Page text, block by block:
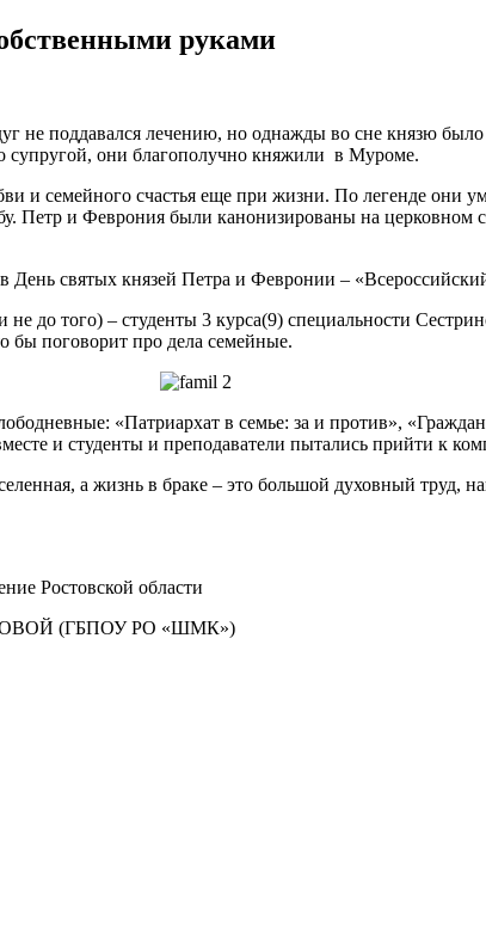
руками
не поддавался лечению, но однажды во сне князю
супругой, они благополучно княжили в Муроме.
и семейного счастья еще при жизни. По легенде они
Петр и Феврония были канонизированы на
святых князей Петра и Февронии –
до того) – студенты 3 курса(9) специальности
бы поговорит про дела семейные.
«Патриархат в семье: за и против»,
и студенты и преподаватели пытались прийти к
а жизнь в браке – это большой духовный
Ростовской области
(ГБПОУ РО «ШМК»)